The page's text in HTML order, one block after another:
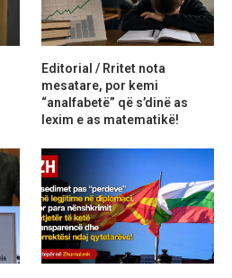
Editorial / Rritet nota
mesatare, por kemi
“analfabetë” që s’dinë as
lexim e as matematikë!